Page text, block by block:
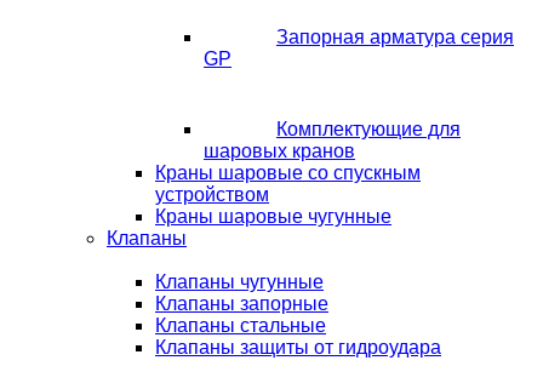
Запорная арматура серия
GP
Комплектующие для
шаровых кранов
Краны шаровые со спускным
устройством
Краны шаровые чугунные
Клапаны
Клапаны чугунные
Клапаны запорные
Клапаны стальные
Клапаны защиты от гидроудара